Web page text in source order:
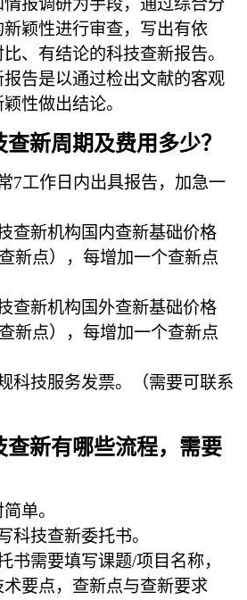
报调研为手段，通过综合分
颖性进行审查，写出有依
、有结论的科技查新报告。
告是以通过检出文献的客观
性做出结论。
新周期及费用多少？
7工作日内出具报告，加急一
查新机构国内查新基础价格
新点），每增加一个查新点
查新机构国外查新基础价格
新点），每增加一个查新点
科技服务发票。（需要可联系
查新有哪些流程，需要
单。
科技查新委托书。
书需要填写课题/项目名称，
要点，查新点与查新要求